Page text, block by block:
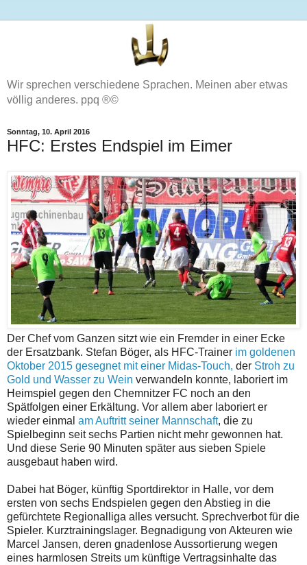
Wir sprechen verschiedene Sprachen. Meinen aber etwas
völlig anderes. ppq ®©
Sonntag, 10. April 2016
HFC: Erstes Endspiel im Eimer
Der Chef vom Ganzen sitzt wie ein Fremder in einer Ecke
der Ersatzbank. Stefan Böger, als HFC-Trainer im goldenen
Oktober 2015 gesegnet mit einer Midas-Touch, der Stroh zu
Gold und Wasser zu Wein verwandeln konnte, laboriert im
Heimspiel gegen den Chemnitzer FC noch an den
Spätfolgen einer Erkältung. Vor allem aber laboriert er
wieder einmal am Auftritt seiner Mannschaft, die zu
Spielbeginn seit sechs Partien nicht mehr gewonnen hat.
Und diese Serie 90 Minuten später aus sieben Spiele
ausgebaut haben wird.
Dabei hat Böger, künftig Sportdirektor in Halle, vor dem
ersten von sechs Endspielen gegen den Abstieg in die
gefürchtete Regionalliga alles versucht. Sprechverbot für die
Spieler. Kurztrainingslager. Begnadigung von Akteuren wie
Marcel Jansen, deren gnadenlose Aussortierung wegen
eines harmlosen Streits um künftige Vertragsinhalte das